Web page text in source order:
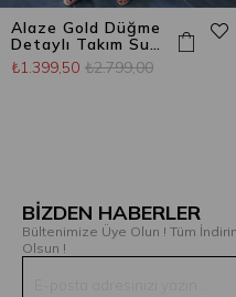
Alaze Gold Düğme
Detaylı Takım Su
Yeşili
₺1.399,50 ₺2.799,00
BİZDEN HABERLER
Bültenimize Üye Olun ! Tüm
Olsun !